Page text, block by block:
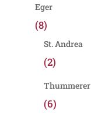
Eger
(8)
St. Andrea
(2)
Thummerer
(6)